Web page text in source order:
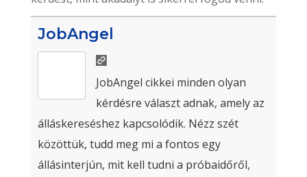
JobAngel
JobAngel cikkei minden olyan
kérdésre választ adnak, amely az
álláskereséshez kapcsolódik. Nézz szét
közöttük, tudd meg mi a fontos egy
állásinterjún, mit kell tudni a próbaidőről,